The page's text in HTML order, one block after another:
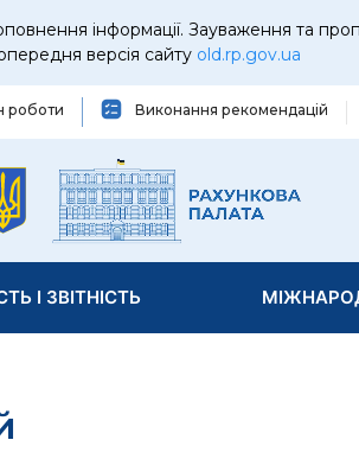
інформації. Зауваження та
версія сайту old.rp.gov.ua
роботи Виконання рекомендацій
І ЗВІТНІСТЬ